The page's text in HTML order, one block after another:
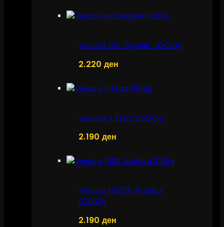
Vescovi Bio Organic 1000g
2.220 ден
Vescovi 5 Stars 1000g
2.190 ден
Vescovi 100% Arabica
1000g
2.190 ден